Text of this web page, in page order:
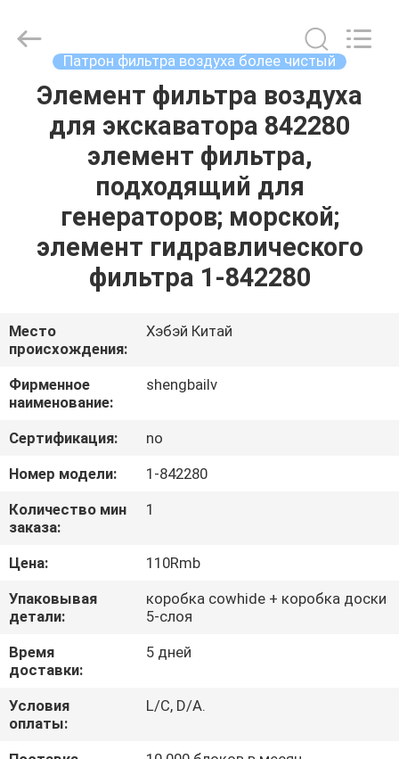
ДОМ
ПРОДУКТЫ
ВИДЕО
ПУТЕШЕСТВИЕ
ФАБРИКИ
ПРОВЕРКА
КАЧЕСТВА
СВЯЖИТЕСЬ
МЫ
НОВОСТИ
СЛУЧАИ
КАРТА
Rights
Патрон фильтра воздуха более чистый
Элемент фильтра воздуха
для экскаватора 842280
элемент фильтра,
подходящий для
генераторов; морской;
элемент гидравлического
фильтра 1-842280
Место
происхождения:
Хэбэй Китай
Фирменное
наименование:
shengbailv
Сертификация:
no
Номер модели:
1-842280
Количество мин
заказа:
1
Цена:
110Rmb
Упаковывая
детали:
коробка cowhide + коробка доски
5-слоя
Время
доставки:
5 дней
Условия
оплаты:
L/C, D/A.